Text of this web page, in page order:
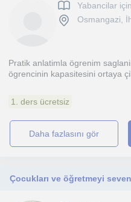
Yabancilar
Osmangazi,
Pratik anlatimla ögrenim
ögrencinin kapasitesini ortaya
1. ders ücretsiz
daha fazlasını gör